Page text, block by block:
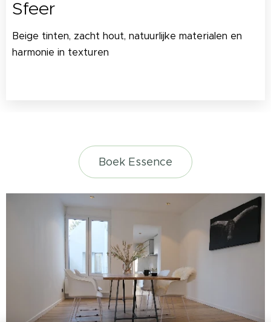
Sfeer
Beige tinten, zacht hout, natuurlijke materialen en
harmonie in texturen
Boek Essence